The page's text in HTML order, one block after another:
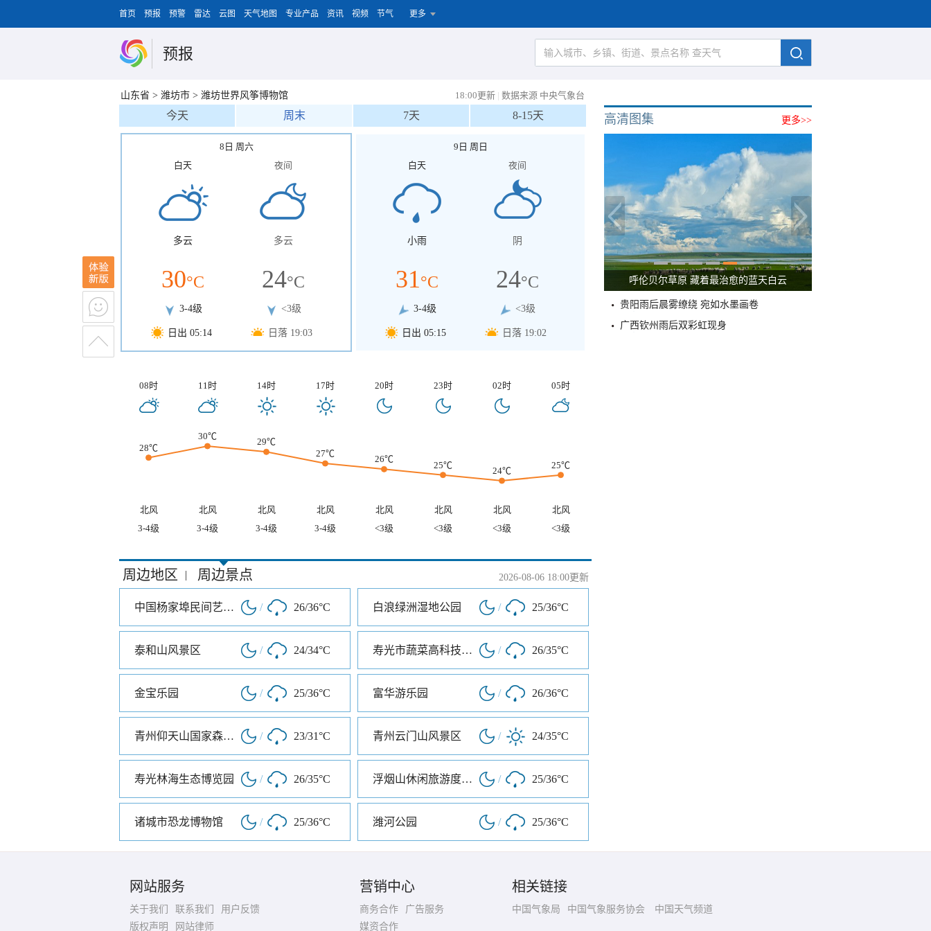
首页 预报 预警 雷达 云图 天气地图 专业产品 资讯 视频 节气 更多
预报
山东省 > 潍坊市 > 潍坊世界风筝博物馆 18:00更新 | 数据来源 中央气象台
今天 周末 7天 8-15天
8日 周六
白天
多云
30°C
3-4级
日出 05:14
夜间
多云
24°C
<3级
日落 19:03
9日 周日
白天
小雨
31°C
3-4级
日出 05:15
夜间
阴
24°C
<3级
日落 19:02
08时 11时 14时 17时 20时 23时 02时 05时
28℃
30℃
29℃
27℃
26℃
25℃
24℃
25℃
北风 北风 北风 北风 北风 北风 北风
北风
3-4级
3-4级 3-4级 3-4级 <3级 <3级 <3级 <3级
周边地区 | 周边景点 2026-08-06 18:00更新
中国杨家埠民间艺术大观园 / 26/36°C 白浪绿洲湿地公园 / 25/36°C
泰和山风景区 / 24/34°C 寿光市蔬菜高科技示范园 / 26/35°C
金宝乐园 / 25/36°C 富华游乐园 / 26/36°C
青州仰天山国家森林公园 / 23/31°C 青州云门山风景区 / 24/35°C
寿光林海生态博览园 / 26/35°C 浮烟山休闲旅游度假区 / 25/36°C
诸城市恐龙博物馆 / 25/36°C 潍河公园 / 25/36°C
更多>>
高清图集
呼伦贝尔草原 藏着最治愈的蓝天白云
贵阳雨后晨雾缭绕 宛如水墨画卷
广西钦州雨后双彩虹现身
网站服务
关于我们 联系我们
用户反馈
版权声明
网站律师
营销中心
商务合作
广告服务
媒资合作
相关链接
中国气象局 中国气象服务协会 中国天气频道